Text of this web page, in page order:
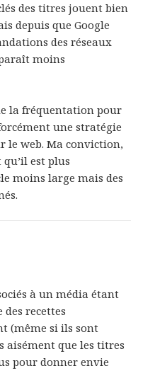
des titres jouent bien
depuis que Google
des réseaux
moins
la fréquentation pour
une stratégie
le web. Ma conviction,
qu’il est plus
moins large mais des
à un média étant
recettes
(même si ils sont
aisément que les titres
pour donner envie